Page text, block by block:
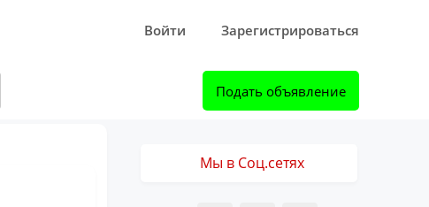
Войти Зарегистрироваться
Подать объявление
Мы в Соц.сетях